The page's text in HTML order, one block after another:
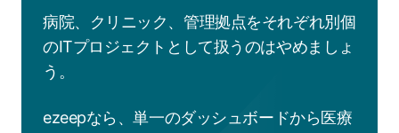
病院、クリニック、管理拠点をそれぞれ別個
のITプロジェクトとして扱うのはやめましょ
う。
ezeepなら、単一のダッシュボードから医療